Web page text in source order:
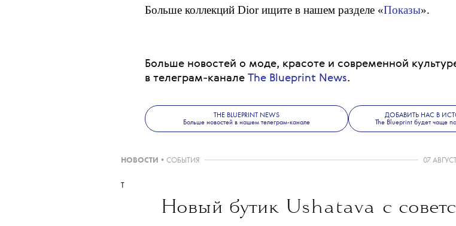
Больше коллекций Dior ищите в нашем разделе «Показы».
Больше новостей о моде, красоте и современной
в телеграм-канале The Blueprint News.
THE BLUEPRINT NEWS
Больше новостей в нашем телеграм-канале
ДОБАВИТЬ НАС В
The Blueprint будет чаще
НОВОСТИ • СОБЫТИЯ 07
Новый бутик Ushatava с